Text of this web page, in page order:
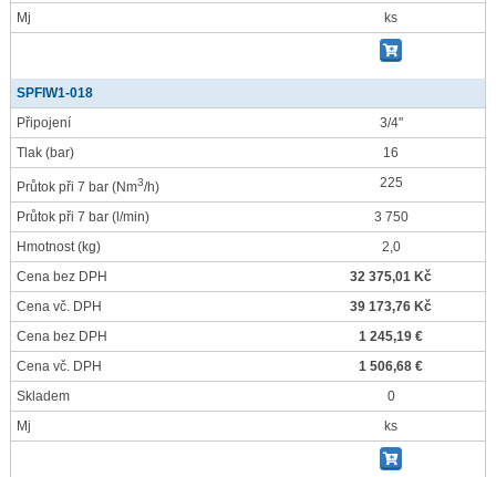
Mj
ks
SPFIW1-018
Připojení
3/4"
Tlak (bar) 16
Průtok při 7 bar (Nm3/h) 225
Průtok při 7 bar (l/min)
3 750
Hmotnost(kg)
2,0
Cena bez DPH
32 375,01 Kč
Cena vč. DPH
39 173,76 Kč
Cena bez DPH
1 245,19 €
Cena vč. DPH
1 506,68 €
Skladem
0
Mj
ks